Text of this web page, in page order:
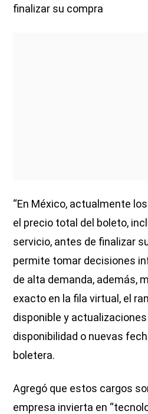
finalizar su compra
“En México, actualmente
el precio total del boleto,
servicio, antes de finalizar
permite tomar decisiones
de alta demanda, además,
exacto en la fila virtual, el
disponible y
disponibilidad o nuevas
boletera.
Agregó que estos cargos
empresa invierta en